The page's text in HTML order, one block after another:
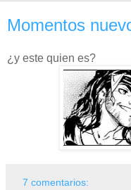
Momentos
¿y este quien es?
7 comentarios: